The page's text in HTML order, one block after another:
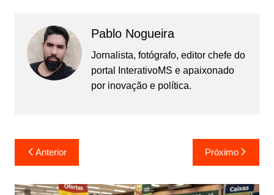
Pablo Nogueira
Jornalista, fotógrafo, editor chefe do
portal InterativoMS e apaixonado
por inovação e política.
Navegação
de
Post
Anterior Próximo